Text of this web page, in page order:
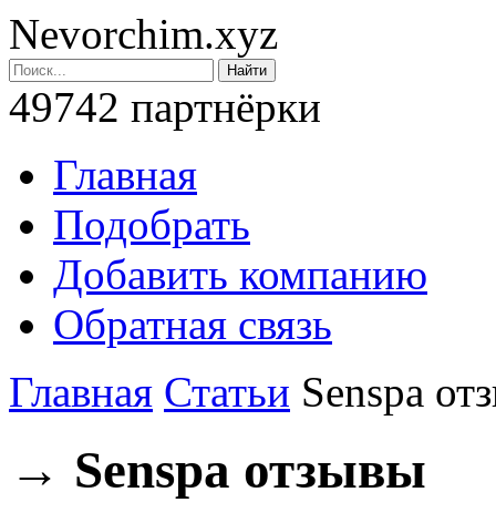
Nevorchim.xyz
49742 партнёрки
Главная
Подобрать
Добавить компанию
Обратная связь
Главная Статьи Senspa
→ Senspa отзывы